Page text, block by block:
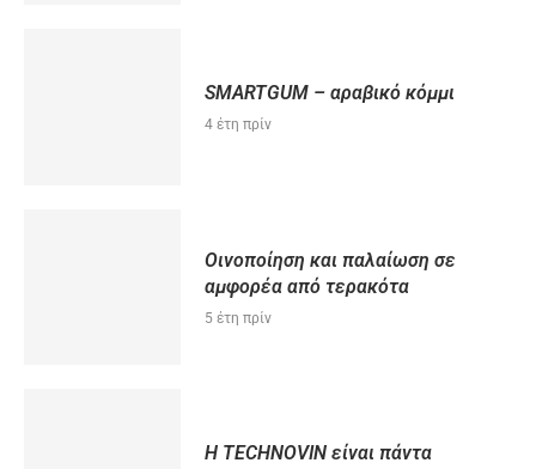
SMARTGUM – αραβικό κόμμι
4 έτη πρίν
Oινοποίηση και παλαίωση σε
αμφορέα από τερακότα
5 έτη πρίν
Η TECHNOVIN είναι πάντα